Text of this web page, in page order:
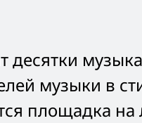
десятки
музыки в
площадка на